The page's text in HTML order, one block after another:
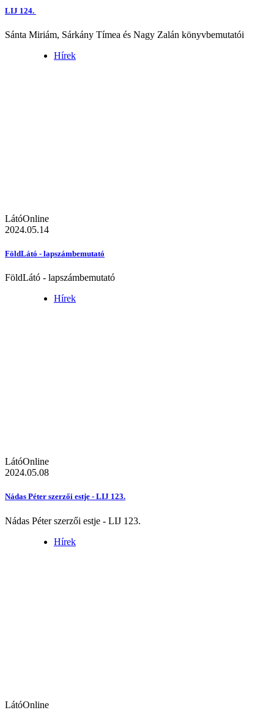
LIJ 124.
Sánta Miriám, Sárkány Tímea és Nagy Zalán könyvbemutatói
Hírek
LátóOnline
2024.05.14
FöldLátó - lapszámbemutató
FöldLátó - lapszámbemutató
Hírek
LátóOnline
2024.05.08
Nádas Péter szerzői estje - LIJ 123.
Nádas Péter szerzői estje - LIJ 123.
Hírek
LátóOnline